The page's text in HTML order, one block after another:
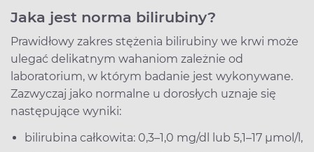
Jaka jest norma bilirubiny?
Prawidłowy zakres stężenia bilirubiny we krwi może
ulegać delikatnym wahaniom zależnie od
laboratorium, w którym badanie jest wykonywane.
Zazwyczaj jako normalne u dorosłych uznaje się
następujące wyniki:
bilirubina całkowita: 0,3–1,0 mg/dl lub 5,1–17 μmol/l,